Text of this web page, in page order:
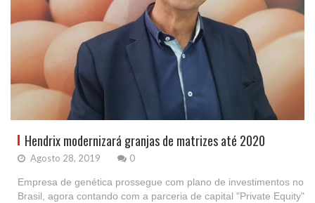
Hendrix modernizará granjas de matrizes até 2020
Agosto 28, 2019 0
Empresa de genética prossegue com plano de investimentos no
Brasil, agora contando com a parceria de capital "Private Equity"